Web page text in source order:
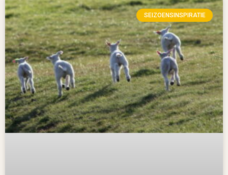
SEIZOENSINSPIRATIE